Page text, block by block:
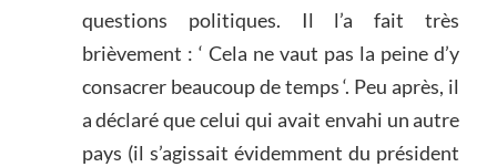
questions politiques. Il l’a fait très
brièvement : ‘ Cela ne vaut pas la peine d’y
consacrer beaucoup de temps ‘. Peu après, il
a déclaré que celui qui avait envahi un autre
pays (il s’agissait évidemment du président